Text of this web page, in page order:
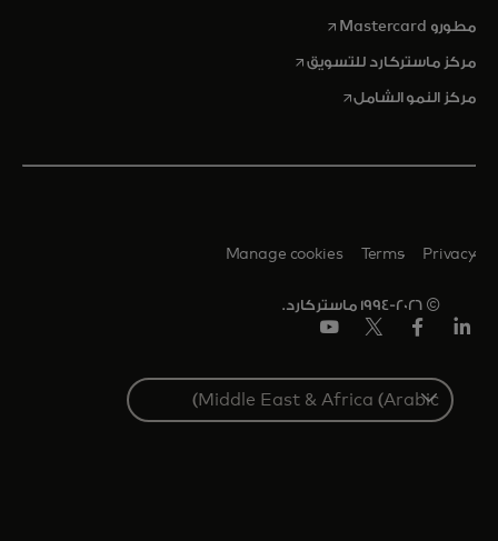
مطورو Mastercard opens in a new tab
مركز ماستركارد للتسويقopens in a new tab
مركز النمو الشاملopens in a new tab
© 1994-2026 ماستركارد.
Privacy
Terms
Manage cookies
Select
a
country